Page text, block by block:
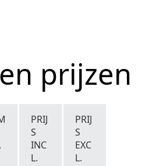
prijzen
PRIJ
S
INC
L.
PRIJ
S
EXC
L.